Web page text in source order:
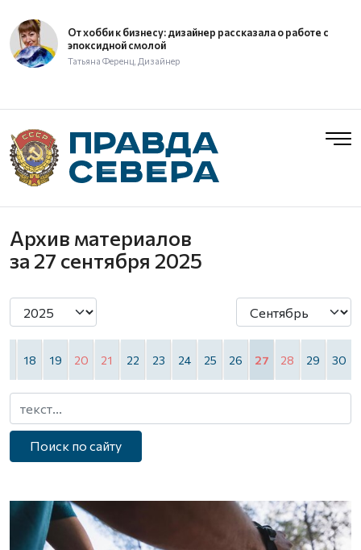
От хобби к бизнесу: дизайнер рассказала о работе с
эпоксидной смолой
Татьяна Ференц, Дизайнер
Архив материалов
за 27 сентября 2025
18 19 20 21 22 23 24 25 26 27 28 29 30
Поиск по сайту